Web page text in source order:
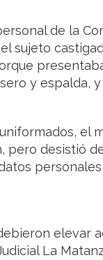
de la
sujeto
y espalda,
el
pero desistió
elevar
La